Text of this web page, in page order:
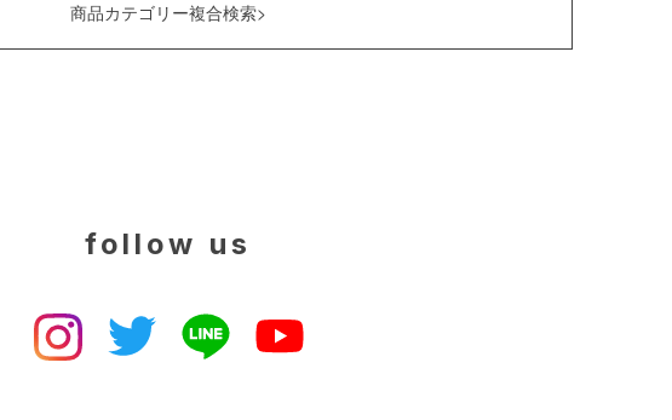
商品カテゴリー複合検索>
follow us